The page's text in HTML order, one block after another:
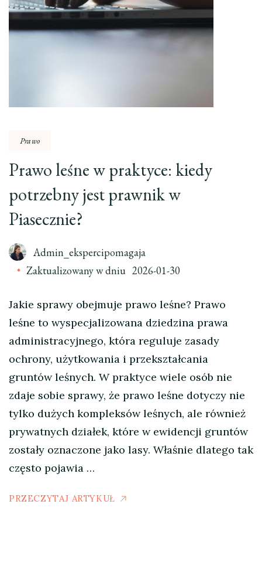
Prawo
Prawo leśne w praktyce: kiedy
potrzebny jest prawnik w
Piasecznie?
Admin_ekspercipomagaja
Zaktualizowany w dniu 2026-01-30
Jakie sprawy obejmuje prawo leśne? Prawo
leśne to wyspecjalizowana dziedzina prawa
administracyjnego, która reguluje zasady
ochrony, użytkowania i przekształcania
gruntów leśnych. W praktyce wiele osób nie
zdaje sobie sprawy, że prawo leśne dotyczy nie
tylko dużych kompleksów leśnych, ale również
prywatnych działek, które w ewidencji gruntów
zostały oznaczone jako lasy. Właśnie dlatego tak
często pojawia …
PRZECZYTAJ ARTYKUŁ